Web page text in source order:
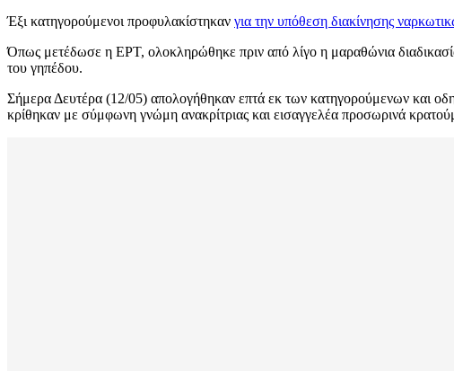
Έξι κατηγορούμενοι προφυλακίστηκαν για την υπόθεση διακίνησης
Όπως μετέδωσε η ΕΡΤ, ολοκληρώθηκε πριν από λίγο η μαραθώνια
του γηπέδου.
Σήμερα Δευτέρα (12/05) απολογήθηκαν επτά εκ των κατηγορούμενων και
κρίθηκαν με σύμφωνη γνώμη ανακρίτριας και εισαγγελέα προσωρινά